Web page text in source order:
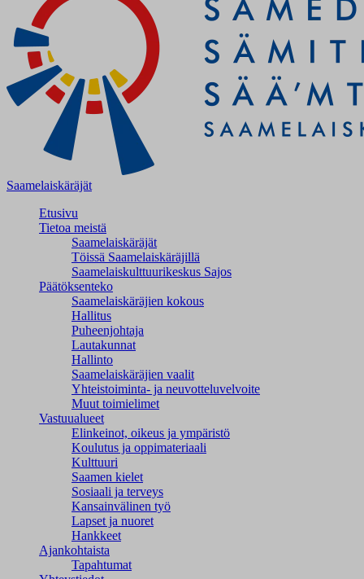
Saamelaiskäräjät
Etusivu
Tietoa meistä
Saamelaiskäräjät
Töissä Saamelaiskäräjillä
Saamelaiskulttuuri­keskus Sajos
Päätöksenteko
Saamelaiskäräjien kokous
Hallitus
Puheenjohtaja
Lautakunnat
Hallinto
Saamelaiskäräjien vaalit
Yhteistoiminta- ja neuvotteluvelvoite
Muut toimielimet
Vastuualueet
Elinkeinot, oikeus ja ympäristö
Koulutus ja oppimateriaali
Kulttuuri
Saamen kielet
Sosiaali ja terveys
Kansainvälinen työ
Lapset ja nuoret
Hankkeet
Ajankohtaista
Tapahtumat